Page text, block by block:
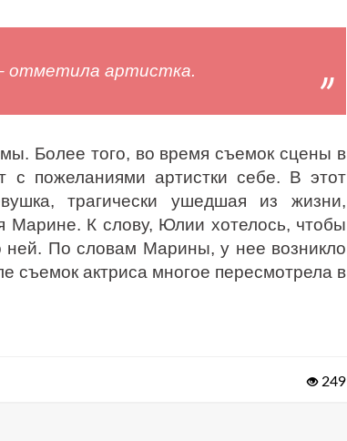
отметила артистка.
Более того, во время съемок сцены в
пожеланиями артистки себе. В этот
трагически ушедшая из жизни,
Марине. К слову, Юлии хотелось, чтобы
По словам Марины, у нее возникло
съемок актриса многое пересмотрела в
249